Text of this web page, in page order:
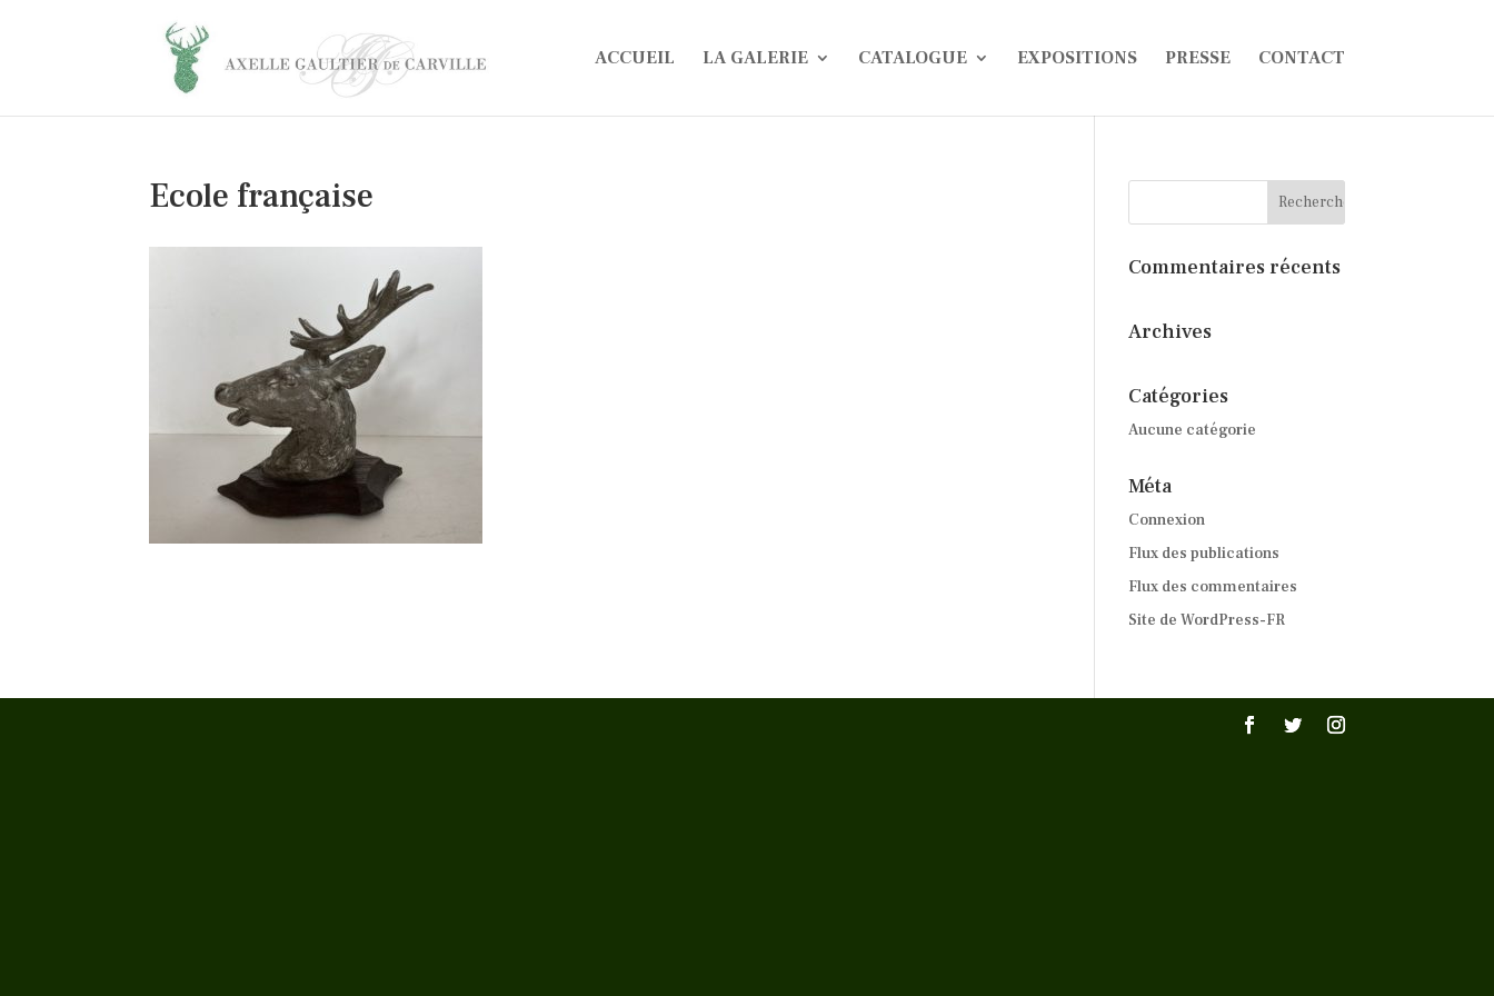
ACCUEIL LA GALERIE CATALOGUE EXPOSITIONS PRESSE CONTACT
Ecole française
Commentaires récents
Archives
Catégories
Aucune catégorie
Méta
Connexion
Flux des publications
Flux des commentaires
Site de WordPress-FR